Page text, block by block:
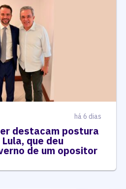
há 6 dias
destacam postura
que deu
de um opositor